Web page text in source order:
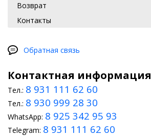
Возврат
Контакты
Обратная связь
Контактная информация
Тел.: 8 931 111 62 60
Тел.: 8 930 999 28 30
WhatsApp: 8 925 342 95 93
Telegram: 8 931 111 62 60